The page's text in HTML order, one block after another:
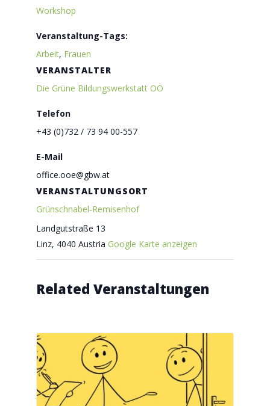
Workshop
Veranstaltung-Tags:
Arbeit, Frauen
VERANSTALTUNGSORT
Grünschnabel-Remisenhof
Landgutstraße 13
Linz, 4040 Austria Google Karte anzeigen
VERANSTALTER
Die Grüne Bildungswerkstatt OÖ
Telefon
+43 (0)732 / 73 94 00-557
E-Mail
office.ooe@gbw.at
Related Veranstaltungen